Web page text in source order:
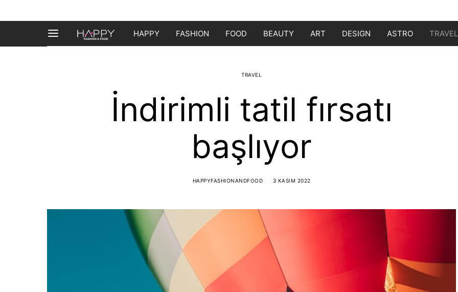
HAPPY FASHION FOOD BEAUTY ART DESIGN ASTRO TRAVEL
TRAVEL
İndirimli tatil fırsatı
başlıyor
HAPPYFASHIONANDFOOD 3 KASIM 2022